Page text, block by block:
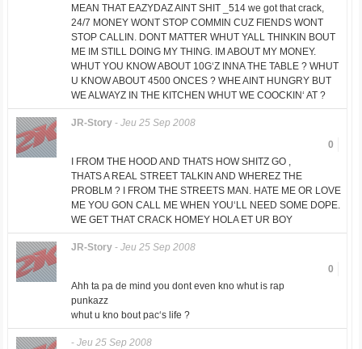
MEAN THAT EAZYDAZ AINT SHIT _514 we got that crack,
24/7 MONEY WONT STOP COMMIN CUZ FIENDS WONT
STOP CALLIN. DONT MATTER WHUT YALL THINKIN BOUT
ME IM STILL DOING MY THING. IM ABOUT MY MONEY.
WHUT YOU KNOW ABOUT 10G‘Z INNA THE TABLE ? WHUT
U KNOW ABOUT 4500 ONCES ? WHE AINT HUNGRY BUT
WE ALWAYZ IN THE KITCHEN WHUT WE COOCKIN‘ AT ?
JR-Story- Jeu 25 Sep 2008
0
I FROM THE HOOD AND THATS HOW SHITZ GO ,
THATS A REAL STREET TALKIN AND WHEREZ THE
PROBLM ? I FROM THE STREETS MAN. HATE ME OR LOVE
ME YOU GON CALL ME WHEN YOU‘LL NEED SOME DOPE.
WE GET THAT CRACK HOMEY HOLA ET UR BOY
JR-Story- Jeu 25 Sep 2008
0
Ahh ta pa de mind you dont even kno whut is rap
punkazz
whut u kno bout pac‘s life ?
- Jeu 25 Sep 2008